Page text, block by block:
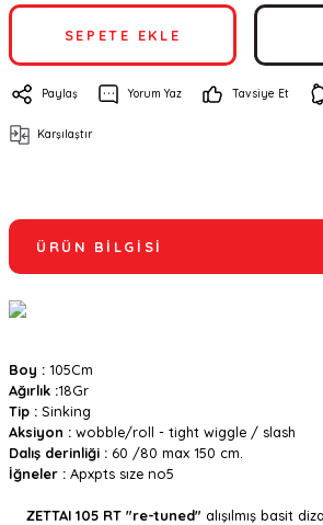
SEPETE EKLE
Paylaş Yorum Yaz Tavsiye Et
Karşılaştır
ÜRÜN BILGISI
Boy : 105Cm
Ağırlık :18Gr
Tip : Sinking
Aksiyon : wobble/roll - tight wiggle / slash
Dalış derinliği : 60 /80 max 150 cm.
İğneler : Apxpts sıze no5
ZETTAI 105 RT "re-tuned" alışılmış basit